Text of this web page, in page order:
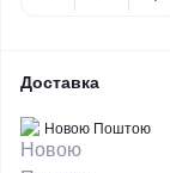
Доставка
Новою Поштою